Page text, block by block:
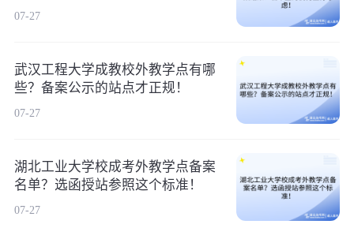
07-27
武汉工程大学成教校外教学点有哪
些？备案公示的站点才正规！
07-27
湖北工业大学校成考外教学点备案
名单？选函授站参照这个标准！
07-27